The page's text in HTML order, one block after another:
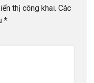
thị công khai. Các
*